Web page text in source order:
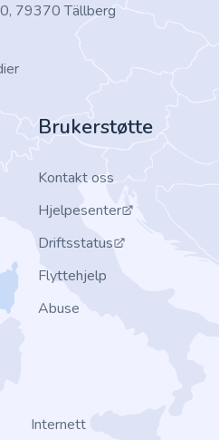
79370 Tällberg
Brukerstøtte
Kontakt oss
Hjelpesenter
Driftsstatus
Flyttehjelp
Abuse
Internett